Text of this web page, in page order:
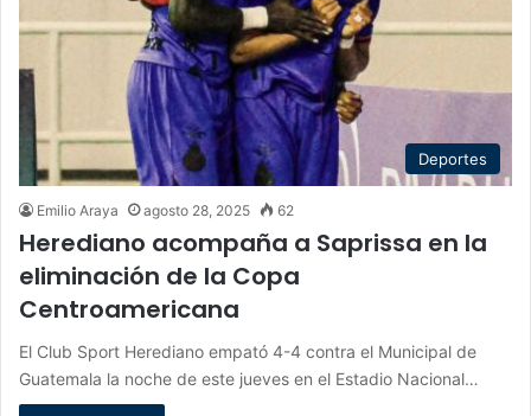
Deportes
Emilio Araya agosto 28, 2025 62
Herediano acompaña a Saprissa en la
eliminación de la Copa
Centroamericana
El Club Sport Herediano empató 4-4 contra el Municipal de
Guatemala la noche de este jueves en el Estadio Nacional…